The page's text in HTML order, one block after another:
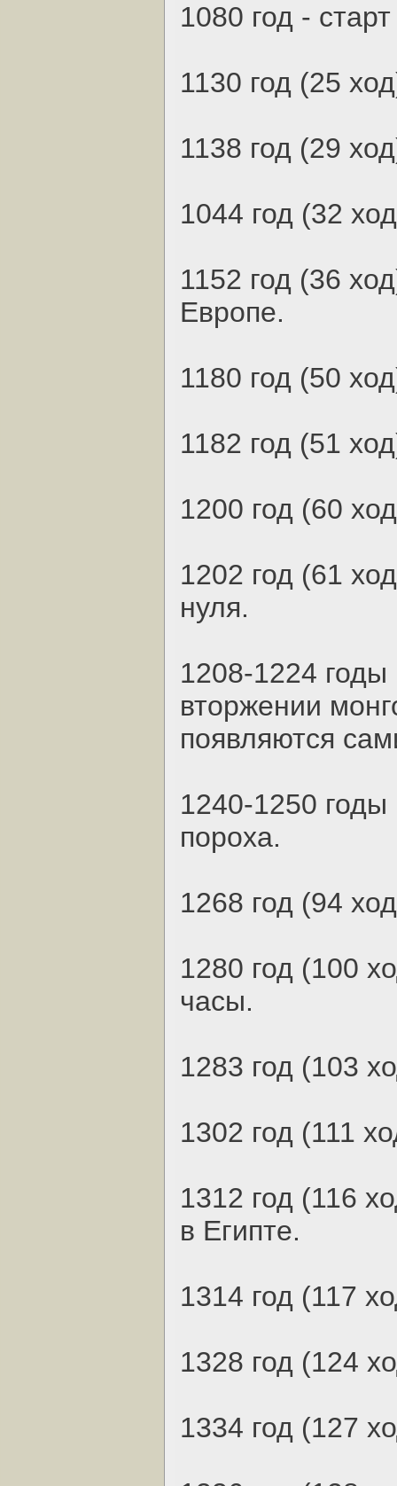
1080 год -
1130 год (25
1138 год (29
1044 год (32
1152 год (36
Европе.
1180 год (50
1182 год (51
1200 год (60
1202 год (61
нуля.
1208-1224
вторжении
появляются
1240-1250
пороха.
1268 год (94
1280 год (100
часы.
1283 год (103
1302 год (111
1312 год (116
в Египте.
1314 год (117
1328 год (124
1334 год (127